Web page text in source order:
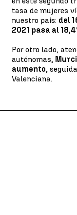
tasa de mujeres
nuestro país: del
2021 pasa al
Por otro lado,
autónomas,
aumento,
Valenciana.